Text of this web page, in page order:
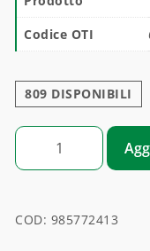
Codice OTI
809 DISPONIBILI
CRONOFLOR quantità
COD: 985772413